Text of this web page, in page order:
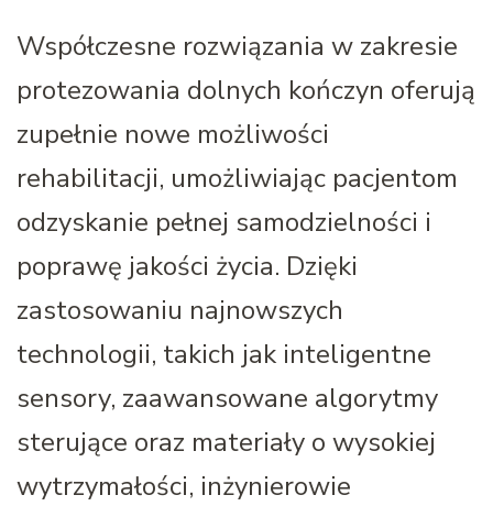
Współczesne rozwiązania w zakresie
protezowania dolnych kończyn oferują
zupełnie nowe możliwości
rehabilitacji, umożliwiając pacjentom
odzyskanie pełnej samodzielności i
poprawę jakości życia. Dzięki
zastosowaniu najnowszych
technologii, takich jak inteligentne
sensory, zaawansowane algorytmy
sterujące oraz materiały o wysokiej
wytrzymałości, inżynierowie